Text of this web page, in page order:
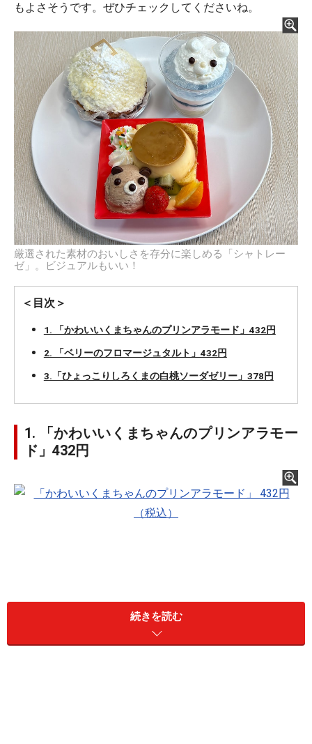
もよさそうです。ぜひチェックしてくださいね。
厳選された素材のおいしさを存分に楽しめる「シャトレー
ゼ」。ビジュアルもいい！
＜目次＞
1. 「かわいいくまちゃんのプリンアラモード」432円
2. 「ベリーのフロマージュタルト」432円
3.「ひょっこりしろくまの白桃ソーダゼリー」378円
1. 「かわいいくまちゃんのプリンアラモー
ド」432円
続きを読む